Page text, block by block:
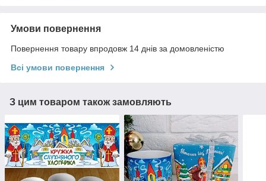
Умови повернення
Повернення товару впродовж 14 днів за домовленістю
Всі умови повернення
З цим товаром також замовляють